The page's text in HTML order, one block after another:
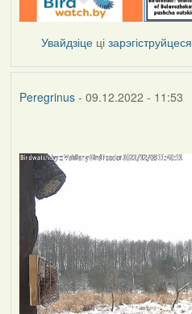
Увайдзіце цізарэгіструйцеся
Peregrinus- 09.12.2022 - 11:53